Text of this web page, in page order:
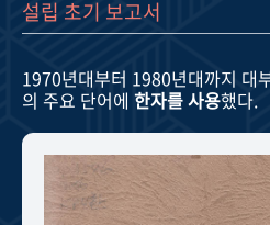
정책과 연구 키워드로 보는 연구
기록물 아카이브
사진 아카이브 문서 기록물
설립 초기 보고서
1970년대부터 1980년대까지 대
의 주요 단어에 한자를 사용했다.